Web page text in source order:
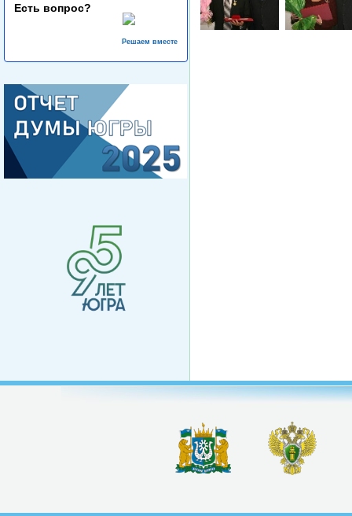
Есть вопрос?
Решаем вместе